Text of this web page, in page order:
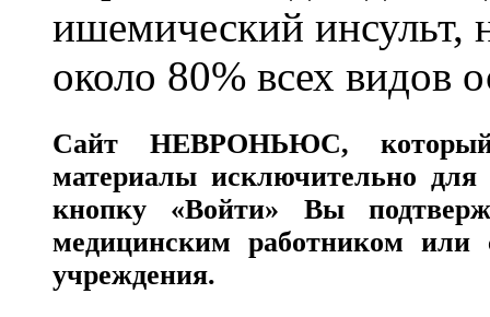
ишемический инсульт,
около 80% всех видов
СайтНЕВРОНЬЮС,
материалы исключительно для
кнопку «Войти» Вы
медицинским работником или
учреждения.